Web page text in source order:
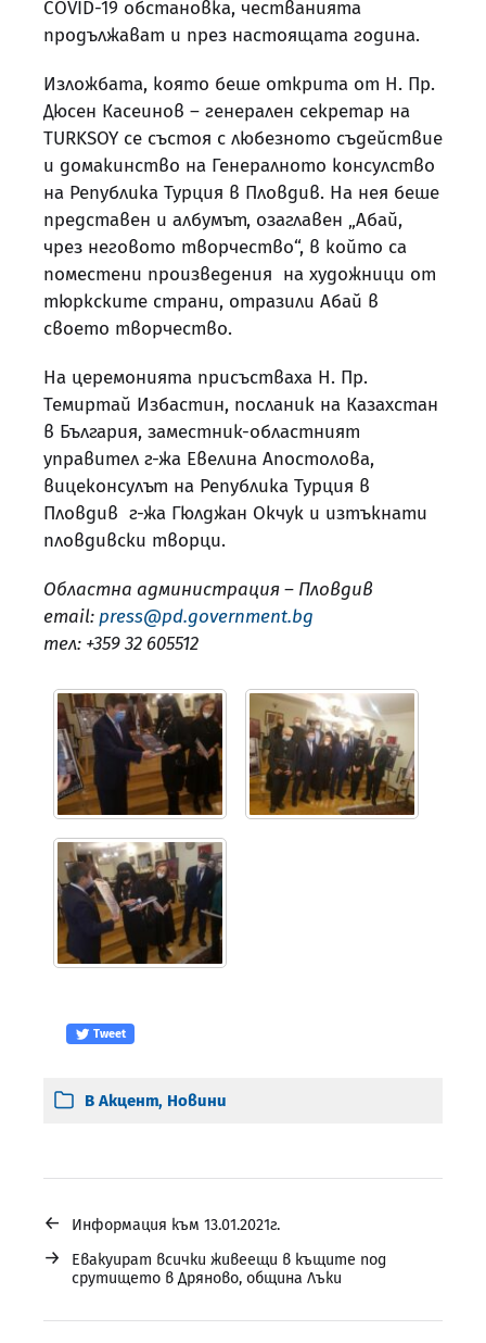
COVID-19 обстановка, честванията
продължават и през настоящата година.
Изложбата, която беше открита от Н. Пр.
Дюсен Касеинов – генерален секретар на
TURKSOY се състоя с любезното съдействие
и домакинство на Генералното консулство
на Република Турция в Пловдив. На нея беше
представен и албумът, озаглавен „Абай,
чрез неговото творчество“, в който са
поместени произведения на художници от
тюркските страни, отразили Абай в
своето творчество.
На церемонията присъстваха Н. Пр.
Темиртай Избастин, посланик на Казахстан
в България, заместник-областният
управител г-жа Евелина Апостолова,
вицеконсулът на Република Турция в
Пловдив г-жа Гюлджан Окчук и изтъкнати
пловдивски творци.
Областна администрация – Пловдив
email: press@pd.government.bg
тел: +359 32 605512
Tweet
В Акцент, Новини
← Информация към 13.01.2021г.
→
Евакуират всички живеещи в къщите под
срутището в Дряново, община Лъки